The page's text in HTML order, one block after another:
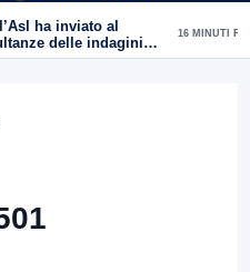
ha inviato al
delle indagini
16 MINUTI FA